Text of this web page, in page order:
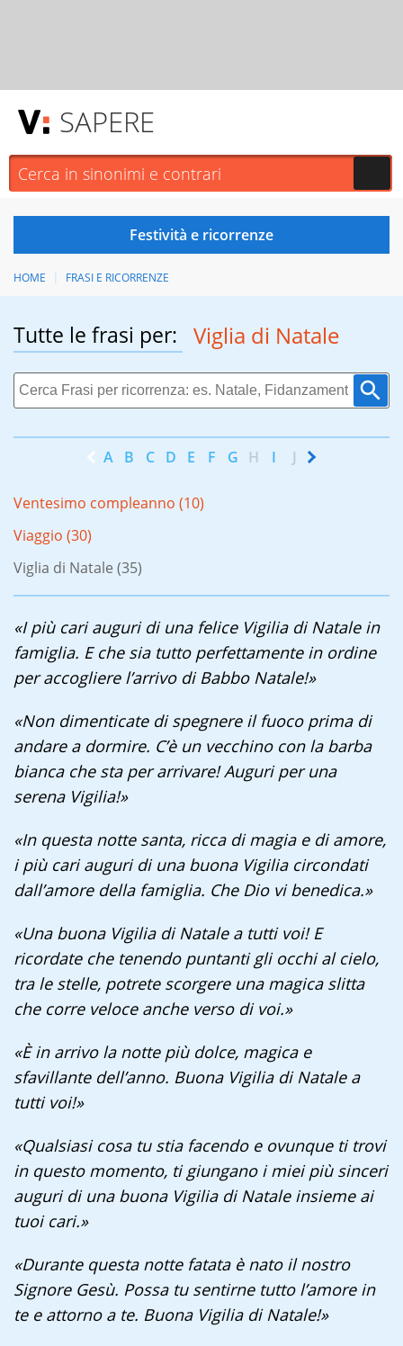
SAPERE
HOME FRASI E RICORRENZE
Tutte le frasi per: Viglia di Natale
A B C D E F G H I J K
Ventesimo compleanno (10)
Viaggio (30)
Viglia di Natale (35)
«I più cari auguri di una felice Vigilia di Natale in
famiglia. E che sia tutto perfettamente in ordine
per accogliere l’arrivo di Babbo Natale!»
«Non dimenticate di spegnere il fuoco prima di
andare a dormire. C’è un vecchino con la barba
bianca che sta per arrivare! Auguri per una
serena Vigilia!»
«In questa notte santa, ricca di magia e di amore,
i più cari auguri di una buona Vigilia circondati
dall’amore della famiglia. Che Dio vi benedica.»
«Una buona Vigilia di Natale a tutti voi! E
ricordate che tenendo puntanti gli occhi al cielo,
tra le stelle, potrete scorgere una magica slitta
che corre veloce anche verso di voi.»
«È in arrivo la notte più dolce, magica e
sfavillante dell’anno. Buona Vigilia di Natale a
tutti voi!»
«Qualsiasi cosa tu stia facendo e ovunque ti trovi
in questo momento, ti giungano i miei più sinceri
auguri di una buona Vigilia di Natale insieme ai
tuoi cari.»
«Durante questa notte fatata è nato il nostro
Signore Gesù. Possa tu sentirne tutto l’amore in
te e attorno a te. Buona Vigilia di Natale!»